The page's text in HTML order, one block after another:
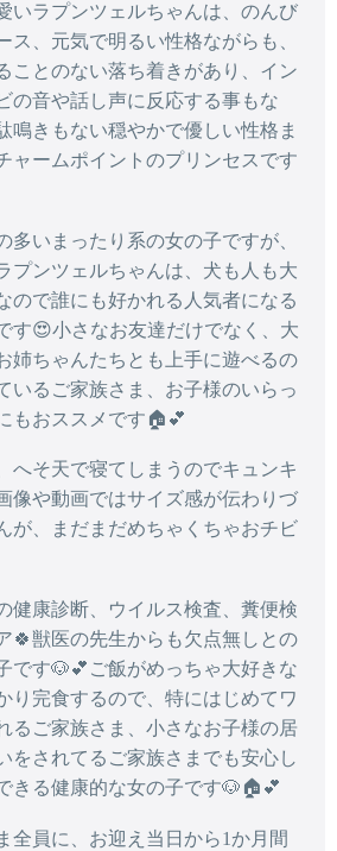
いラプンツェルちゃんは、のんび
ス、元気で明るい性格ながらも、
ことのない落ち着きがあり、イン
の音や話し声に反応する事もな
鳴きもない穏やかで優しい性格ま
ャームポイントのプリンセスです
多いまったり系の女の子ですが、
プンツェルちゃんは、犬も人も大
ので誰にも好かれる人気者になる
す😍小さなお友達だけでなく、大
姉ちゃんたちとも上手に遊べるの
いるご家族さま、お子様のいらっ
もおススメです🏠💕
へそ天で寝てしまうのでキュンキ
像や動画ではサイズ感が伝わりづ
が、まだまだめちゃくちゃおチビ
健康診断、ウイルス検査、糞便検
🍀獣医の先生からも欠点無しとの
です🐶💕ご飯がめっちゃ大好きな
り完食するので、特にはじめてワ
るご家族さま、小さなお子様の居
をされてるご家族さまでも安心し
きる健康的な女の子です🐶🏠💕
全員に、お迎え当日から1か月間